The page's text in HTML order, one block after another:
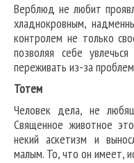
Верблюд не любит
хладнокровным,
контролем не только
позволяя себе
переживать из-за
Тотем
Человек дела, не
Священное животное
некий аскетизм и
малым. То, что он имеет,